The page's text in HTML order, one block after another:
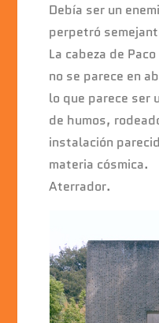
c
e
b
o
o
k
tt
er s
A
p
p
Debía ser un
perpetró
La cabeza de
no se parece en
lo que parece ser
de humos,
instalación
materia cósmica.
Aterrador.